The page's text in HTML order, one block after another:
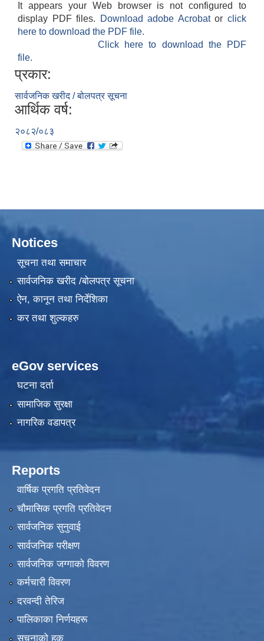
It appears your Web browser is not configured to
display PDF files.
Download adobe Acrobatorclick
here to download the PDF file.
Click here to download the PDF
file.
प्रकार:
सार्वजनिक खरीद / बोलपत्र सूचना
आर्थिक वर्ष:
२०८२/०८३
Notices
सूचना तथा समाचार
सार्वजनिक खरीद /बोलपत्र सूचना
ऐन, कानून तथा निर्देशिका
कर तथा शुल्कहरु
eGov services
घटना दर्ता
सामाजिक सुरक्षा
नागरिक वडापत्र
Reports
वार्षिक प्रगति प्रतिवेदन
चौमासिक प्रगति प्रतिवेदन
सार्वजनिक सुनुवाई
सार्वजनिक परीक्षण
सार्वजनिक जग्गाको विवरण
कर्मचारी विवरण
दरवन्दी तेरिज
पालिकाका निर्णयहरू
सूचनाको हक